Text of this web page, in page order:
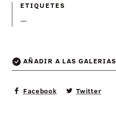
ETIQUETES
—
AÑADIR A LAS GALERIAS
Facebook Twitter